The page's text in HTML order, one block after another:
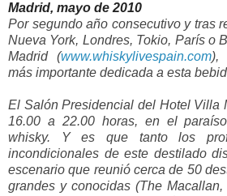
Madrid, mayo de 2010
Por segundo año consecutivo y tras
Nueva York, Londres, Tokio, París o
Madrid (www.whiskylivespain.com),
más importante dedicada a esta
El Salón Presidencial del Hotel Villa
16.00 a 22.00 horas, en el
whisky. Y es que tanto los
incondicionales de este destilado
escenario que reunió cerca de 50
grandes y conocidas (The